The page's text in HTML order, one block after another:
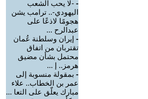
- -لا يحب الشعب
اليهودي-.. ترامب يشن
هجومًا لاذعًا على
عبدالرح ...
- إيران وسلطنة عُمان
تقتربان من اتفاق
محتمل بشأن مضيق
هرمز.. إ ...
- بمقولة منسوبة إلى
عمر بن الخطاب.. علاء
مبارك يعلّق على التعا ...